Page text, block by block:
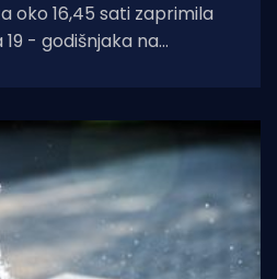
oko 16,45 sati zaprimila
- godišnjaka na